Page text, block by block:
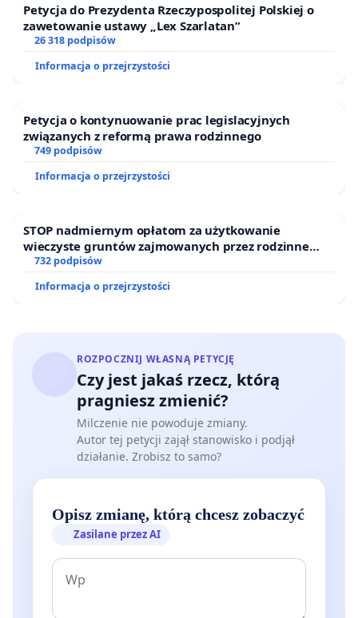
Petycja do Prezydenta Rzeczypospolitej Polskiej o
zawetowanie ustawy „Lex Szarlatan”
26 318 podpisów
Informacja o przejrzystości
Petycja o kontynuowanie prac legislacyjnych
związanych z reformą prawa rodzinnego
749 podpisów
Informacja o przejrzystości
STOP nadmiernym opłatom za użytkowanie
wieczyste gruntów zajmowanych przez rodzinne
ogrody działkowe.
732 podpisów
Informacja o przejrzystości
ROZPOCZNIJ WŁASNĄ PETYCJĘ
Czy jest jakaś rzecz, którą
pragniesz zmienić?
Milczenie nie powoduje zmiany.
Autor tej petycji zajął stanowisko i podjął
działanie. Zrobisz to samo?
Opisz zmianę, którą chcesz zobaczyć
Zasilane przez AI